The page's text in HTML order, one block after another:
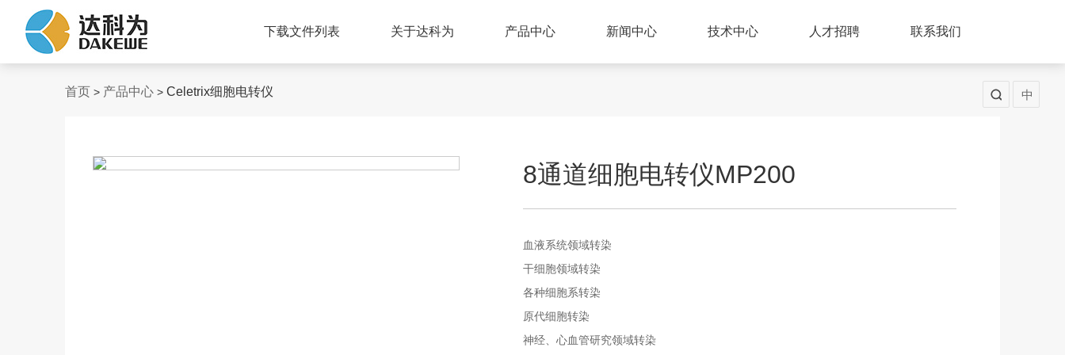
下载文件列表 关于达科为 产品中心 新闻中心 技术中心 人才招聘 联系我们
中
首页 > 产品中心 > Celetrix细胞电转仪
8通道细胞电转仪MP200
血液系统领域转染
干细胞领域转染
各种细胞系转染
原代细胞转染
神经、心血管研究领域转染